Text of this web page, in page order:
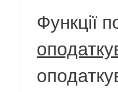
Функції